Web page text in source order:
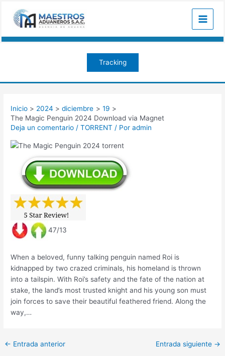
contenido
Main
Menu
Tracking
Inicio 2024 diciembre
19
The Magic Penguin 2024 Download via Magnet
Deja un comentario /TORRENT / Poradmin
47/13
When a beloved, funny talking penguin named Roi is
kidnapped by two crazed criminals, his homeland is thrown
into a tailspin. With Roi’s safety and the fate of the nation at
stake, the land’s most trusted knight and his young son must
join forces to save their beautiful feathered friend. Along the
way,…
entradas
← Entrada anterior Entrada siguiente →